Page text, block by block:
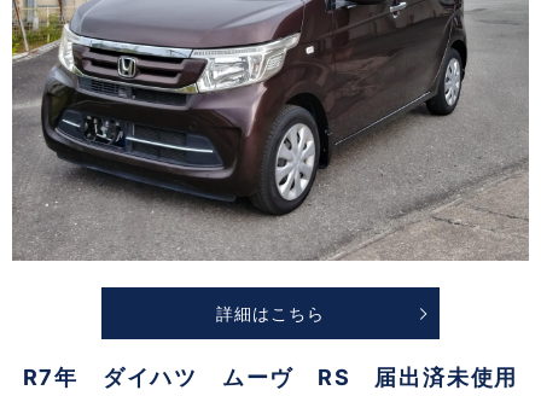
詳細はこちら
R7年 ダイハツ ムーヴ RS 届出済未使用